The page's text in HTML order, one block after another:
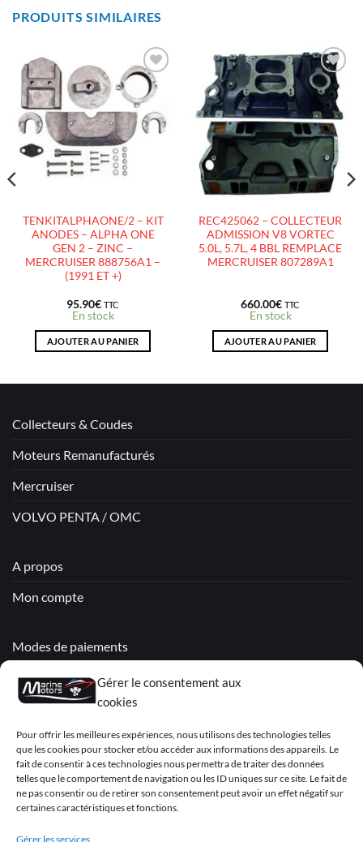
Gérer le consentement aux
cookies
Pour offrir les meilleures expériences, nous utilisons des technologies telles
que les cookies pour stocker et/ou accéder aux informations des appareils. Le
fait de consentir à ces technologies nous permettra de traiter des données
telles que le comportement de navigation ou les ID uniques sur ce site. Le fait de
ne pas consentir ou de retirer son consentement peut avoir un effet négatif sur
certaines caractéristiques et fonctions.
Gérer les services
PRODUITS SIMILAIRES
AJOUTER
À LA
LISTE
D’ENVIES
TENKITALPHAONE/2 – KIT
ANODES – ALPHA ONE
GEN 2 – ZINC –
MERCRUISER 888756A1 –
(1991 ET +)
95.90€ TTC
En stock
AJOUTER AU PANIER
AJOUTER
LISTE
D’ENVIES
REC425062 – COLLECTEUR
ADMISSION V8 VORTEC
5.0L, 5.7L, 4 BBL REMPLACE
MERCRUISER 807289A1
660.00€ TTC
En stock
AJOUTER AU PANIER
Collecteurs & Coudes
Moteurs Remanufacturés
Mercruiser
VOLVO PENTA / OMC
A propos
Mon compte
Modes de paiements
Livraisons & Retours
Politique de confidentialité
Mentions légales
Conditions générales de vente – Garantie
Déclaration de confidentialité (UE)